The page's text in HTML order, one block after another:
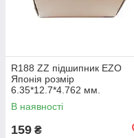
R188 ZZ підшипник EZO
Японія розмір
6.35*12.7*4.762 мм.
В наявності
159 ₴